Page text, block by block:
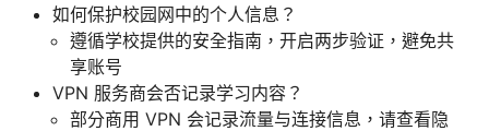
如何保护校园网中的个人信息？
遵循学校提供的安全指南，开启两步验证，避免共
享账号
VPN 服务商会否记录学习内容？
部分商用 VPN 会记录流量与连接信息，请查看隐